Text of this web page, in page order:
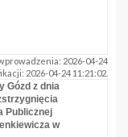
2026-04-24
2026-04-24 11:21:02.
Gózd z dnia
Publicznej
w